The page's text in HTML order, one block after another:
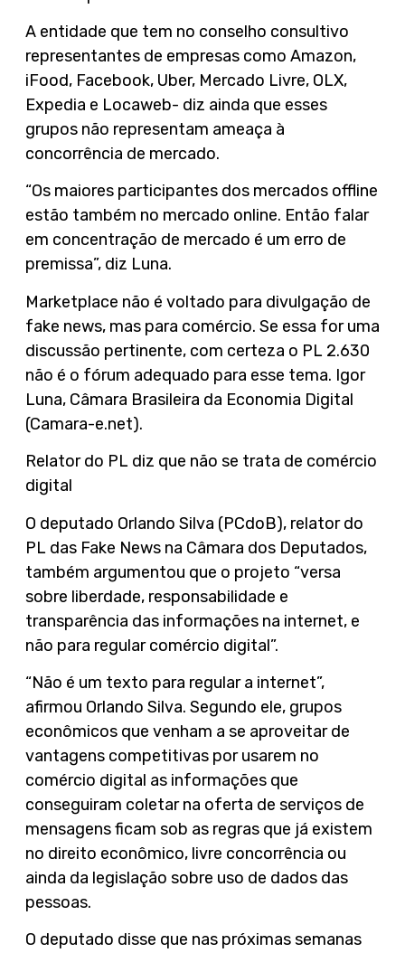
A entidade que tem no conselho consultivo
representantes de empresas como Amazon,
iFood, Facebook, Uber, Mercado Livre, OLX,
Expedia e Locaweb- diz ainda que esses
grupos não representam ameaça à
concorrência de mercado.
“Os maiores participantes dos mercados offline
estão também no mercado online. Então falar
em concentração de mercado é um erro de
premissa”, diz Luna.
Marketplace não é voltado para divulgação de
fake news, mas para comércio. Se essa for uma
discussão pertinente, com certeza o PL 2.630
não é o fórum adequado para esse tema. Igor
Luna, Câmara Brasileira da Economia Digital
(Camara-e.net).
Relator do PL diz que não se trata de comércio
digital
O deputado Orlando Silva (PCdoB), relator do
PL das Fake News na Câmara dos Deputados,
também argumentou que o projeto “versa
sobre liberdade, responsabilidade e
transparência das informações na internet, e
não para regular comércio digital”.
“Não é um texto para regular a internet”,
afirmou Orlando Silva. Segundo ele, grupos
econômicos que venham a se aproveitar de
vantagens competitivas por usarem no
comércio digital as informações que
conseguiram coletar na oferta de serviços de
mensagens ficam sob as regras que já existem
no direito econômico, livre concorrência ou
ainda da legislação sobre uso de dados das
pessoas.
O deputado disse que nas próximas semanas